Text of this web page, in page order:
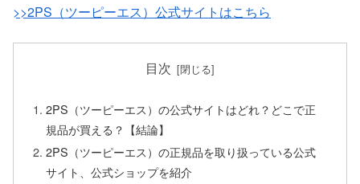
>>2PS（ツーピーエス）公式サイトはこちら
目次
2PS（ツーピーエス）の公式サイトはどれ？どこで正
規品が買える？【結論】
2PS（ツーピーエス）の正規品を取り扱っている公式
サイト、公式ショップを紹介